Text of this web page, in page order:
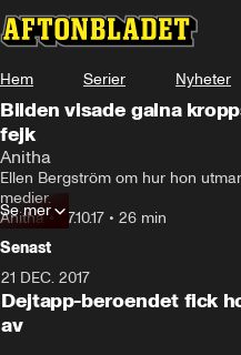
Hem Serier Nyheter
Bilden visade galna
fejk
Anitha
Ellen Bergström om hur hon
medier.
Anitha•27.10.17 • 26 min
Se mer
Senast
21 DEC. 2017
Dejtapp-beroendet fick
av